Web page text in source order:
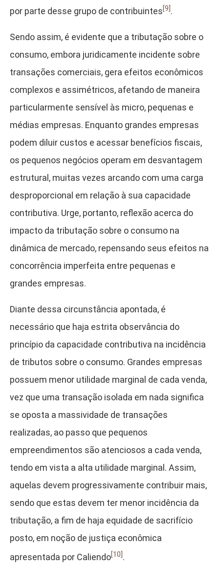
por parte desse grupo de contribuintes[9].
Sendo assim, é evidente que a tributação sobre o
consumo, embora juridicamente incidente sobre
transações comerciais, gera efeitos econômicos
complexos e assimétricos, afetando de maneira
particularmente sensível às micro, pequenas e
médias empresas. Enquanto grandes empresas
podem diluir custos e acessar benefícios fiscais,
os pequenos negócios operam em desvantagem
estrutural, muitas vezes arcando com uma carga
desproporcional em relação à sua capacidade
contributiva. Urge, portanto, reflexão acerca do
impacto da tributação sobre o consumo na
dinâmica de mercado, repensando seus efeitos na
concorrência imperfeita entre pequenas e
grandes empresas.
Diante dessa circunstância apontada, é
necessário que haja estrita observância do
princípio da capacidade contributiva na incidência
de tributos sobre o consumo. Grandes empresas
possuem menor utilidade marginal de cada venda,
vez que uma transação isolada em nada significa
se oposta a massividade de transações
realizadas, ao passo que pequenos
empreendimentos são atenciosos a cada venda,
tendo em vista a alta utilidade marginal. Assim,
aquelas devem progressivamente contribuir mais,
sendo que estas devem ter menor incidência da
tributação, a fim de haja equidade de sacrifício
posto, em noção de justiça econômica
apresentada por Caliendo[10].